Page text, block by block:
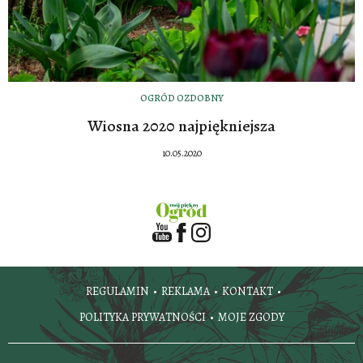
OGRÓD OZDOBNY
Wiosna 2020 najpiękniejsza
10.05.2020
REGULAMIN REKLAMA
KONTAKT
POLITYKA PRYWATNOŚCI
MOJE ZGODY